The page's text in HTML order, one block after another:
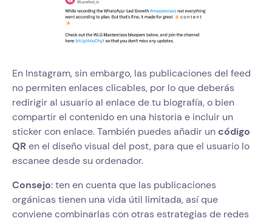
En Instagram, sin embargo, las publicaciones del feed
no permiten enlaces clicables, por lo que deberás
redirigir al usuario al enlace de tu biografía, o bien
compartir el contenido en una historia e incluir un
sticker con enlace. También puedes añadir uncódigo
QR en el diseño visual del post, para que el usuario lo
escanee desde su ordenador.
Consejo: ten en cuenta que las publicaciones
orgánicas tienen una vida útil limitada, así que
conviene combinarlas con otras estrategias de redes